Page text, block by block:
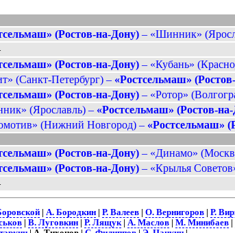
(Ростов-на-Дону) – «Шинник»
(Ростов-на-Дону) – «Кубань»
(Санкт-Петербург) – «Ростсельмаш»
(Ростов-на-Дону) – «Ротор»
(Ярославль) – «Ростсельмаш» (Ростов-
(Нижний Новгород) – «Ростсельмаш»
(Ростов-на-Дону) – «Динамо»
(Ростов-на-Дону) – «Крылья
| А. Бородкин| Р. Валеев| О. Вернигоров| Р.
| В. Луговкин| Р. Лящук| А. Маслов| М. Минибаев|